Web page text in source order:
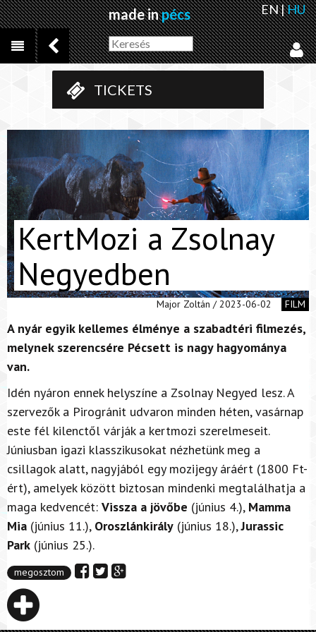
made inpécs EN|HU
TICKETS
KertMozi a Zsolnay
Negyedben
Major Zoltán / 2023-06-02 FILM
A nyár egyik kellemes élménye a szabadtéri filmezés,
melynek szerencsére Pécsett is nagy hagyománya
van.
Idén nyáron ennek helyszíne a Zsolnay Negyed lesz. A
szervezők a Pirogránit udvaron minden héten, vasárnap
este fél kilenctől várják a kertmozi szerelmeseit.
Júniusban igazi klasszikusokat nézhetünk meg a
csillagok alatt, nagyjából egy mozijegy áráért (1800 Ft-
ért), amelyek között biztosan mindenki megtalálhatja a
maga kedvencét: Vissza a jövőbe (június 4.), Mamma
Mia (június 11.), Oroszlánkirály (június 18.),Jurassic
Park (június 25.).
megosztom